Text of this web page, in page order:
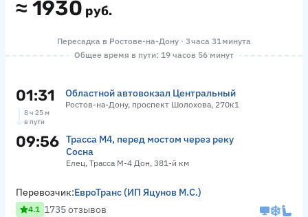
≈ 1930 руб.
Пересадка в Ростове-на-Дону · 3 часа 31 минута
Общее время в пути: 19 часов 56 минут
01:31 Областной автовокзал Центральный
Ростов-на-Дону, проспект Шолохова, 270к1
8 ч 25 м
в пути
09:56 Трасса М4, перед мостом через реку
Сосна
Елец, Трасса М-4 Дон, 381-й км
Перевозчик:ЕвроТранс (ИП Яцунов М.С.)
4.1 1735 отзывов